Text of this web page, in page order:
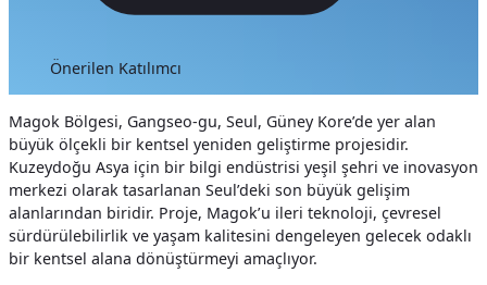
Önerilen Katılımcı
Magok Bölgesi, Gangseo-gu, Seul, Güney Kore’de yer alan
büyük ölçekli bir kentsel yeniden geliştirme projesidir.
Kuzeydoğu Asya için bir bilgi endüstrisi yeşil şehri ve inovasyon
merkezi olarak tasarlanan Seul’deki son büyük gelişim
alanlarından biridir. Proje, Magok’u ileri teknoloji, çevresel
sürdürülebilirlik ve yaşam kalitesini dengeleyen gelecek odaklı
bir kentsel alana dönüştürmeyi amaçlıyor.